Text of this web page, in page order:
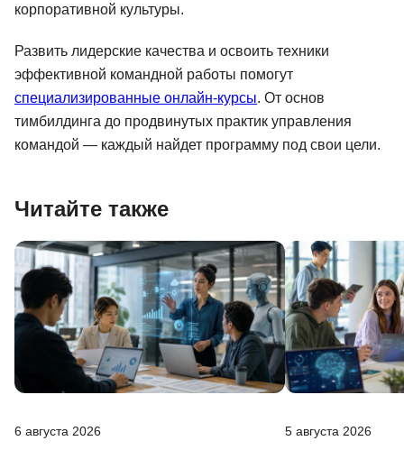
корпоративной культуры.
Развить лидерские качества и освоить техники
эффективной командной работы помогут
специализированные онлайн-курсы. От основ
тимбилдинга до продвинутых практик управления
командой — каждый найдет программу под свои цели.
Читайте также
6 августа 2026 5 августа 2026